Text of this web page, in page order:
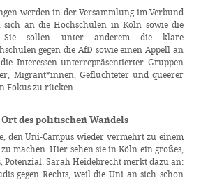
werden in der Versammlung im Verbund
an die Hochschulen in Köln sowie die
Sie sollen unter anderem die klare
gegen die AfD sowie einen Appell an
Interessen unterrepräsentierter Gruppen
Migrant*innen, Geflüchteter und queerer
Fokus zu rücken.
des politischen Wandels
den Uni-Campus wieder vermehrt zu einem
machen. Hier sehen sie in Köln ein großes,
Potenzial. Sarah Heidebrecht merkt dazu an:
gegen Rechts, weil die Uni an sich schon